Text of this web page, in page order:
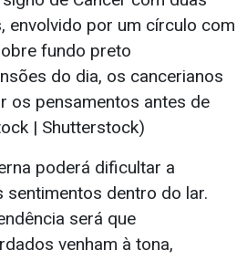
do dia, os cancerianos
os pensamentos antes de
| Shutterstock)
poderá dificultar a
dentro do lar.
será que
venham à tona,